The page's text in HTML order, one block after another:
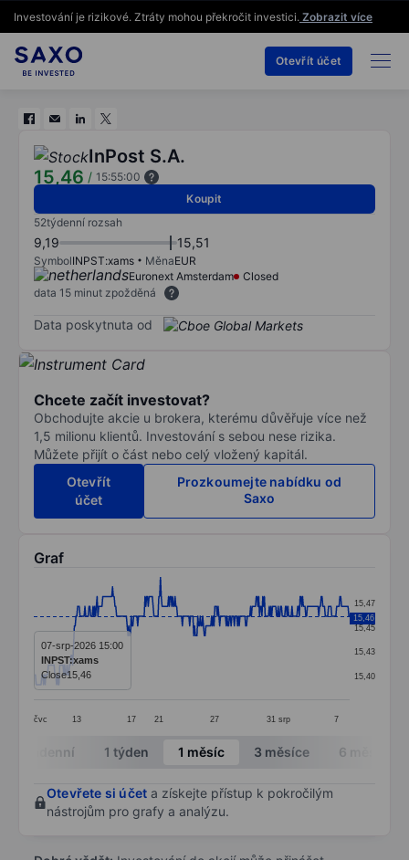
Investování je rizikové. Ztráty mohou překročit investici. Zobrazit více
Otevřít účet
InPost S.A.
15,46 / 15:55:00
Koupit
52týdenní rozsah
9,19 15,51
SymbolINPST:xams MěnaEUR
Euronext Amsterdam
Closed
data 15 minut zpožděná
Data poskytnuta od
Chcete začít investovat?
Obchodujte akcie u brokera, kterému důvěřuje více než
1,5 milionu klientů. Investování s sebou nese rizika.
Můžete přijít o část nebo celý vložený kapitál.
Otevřít
účet
Prozkoumejte nabídku od
Saxo
Graf
Line chart with 390 data points.
The chart has 1 X axis displaying categories.
The chart has 1 Y axis displaying values. Data ranges
čvc 13 17 21 27 31 srp 7
15,40
15,43
15,45
15,47
15,46
07-srp-2026 15:00
INPST:xams
Close15,46
End of interactive chart.
Intradenní 1 týden 1 měsíc 3 měsíce 6 měsíců
Otevřete si účet a získejte přístup k pokročilým
nástrojům pro grafy a analýzu.